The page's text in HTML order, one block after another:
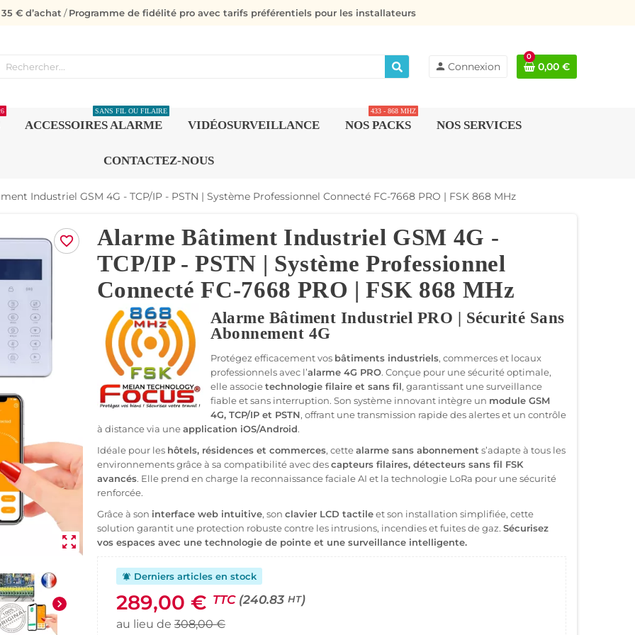
€ d’achat /Programme de fidélité pro avec tarifs préférentiels pour les installateurs
person Connexion
0
0,00 €
ACCESSOIRES ALARME
SANS FIL OU FILAIRE
VIDÉOSURVEILLANCE NOS PACKS
433 - 868 MHZ
NOS SERVICES
CONTACTEZ-NOUS
Industriel GSM 4G - TCP/IP - PSTN | Système Professionnel Connecté FC-7668 PRO | FSK 868 MHz
favorite_border
zoom_out_map
chevron_right
Alarme Bâtiment Industriel GSM 4G -
TCP/IP - PSTN | Système Professionnel
Connecté FC-7668 PRO | FSK 868 MHz
Alarme Bâtiment Industriel PRO | Sécurité Sans
Abonnement 4G
Protégez efficacement vos bâtiments industriels, commerces et locaux
professionnels avec l’alarme 4G PRO. Conçue pour une sécurité optimale,
elle associetechnologie filaire et sans fil, garantissant une surveillance
fiable et sans interruption. Son système innovant intègre un module GSM
4G, TCP/IP et PSTN, offrant une transmission rapide des alertes et un contrôle
à distance via uneapplication iOS/Android.
Idéale pour les hôtels, résidences et commerces, cettealarme sans abonnement s’adapte à tous les
environnements grâce à sa compatibilité avec descapteurs filaires, détecteurs sans fil FSK
avancés. Elle prend en charge la reconnaissance faciale AI et la technologie LoRa pour une sécurité
renforcée.
Grâce à son interface web intuitive, son clavier LCD tactileet son installation simplifiée, cette
solution garantit une protection robuste contre les intrusions, incendies et fuites de gaz. Sécurisez
vos espaces avec une technologie de pointe et une surveillance intelligente.
notifications_active Derniers articles en stock
289,00 € TTC (240.83 HT)
au lieu de 308,00 €